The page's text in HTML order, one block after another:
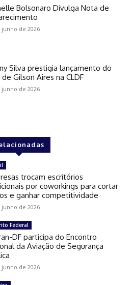
Bolsonaro Divulga Nota de
junho de 2026
Silva prestigia lançamento do
Gilson Aires na CLDF
junho de 2026
trocam escritórios
por coworkings para cortar
e ganhar competitividade
junho de 2026
Federal
DF participa do Encontro
da Aviação de Segurança
junho de 2026